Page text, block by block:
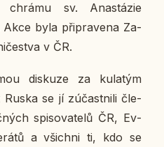
sv. Ana­stá­zie
Akce byla při­pra­ve­na Za­
v ČR.
dis­ku­ze za ku­la­tým
se jí zú­čast­ni­li čle­
spi­so­va­te­lů ČR, Ev­
a všich­ni ti, kdo se